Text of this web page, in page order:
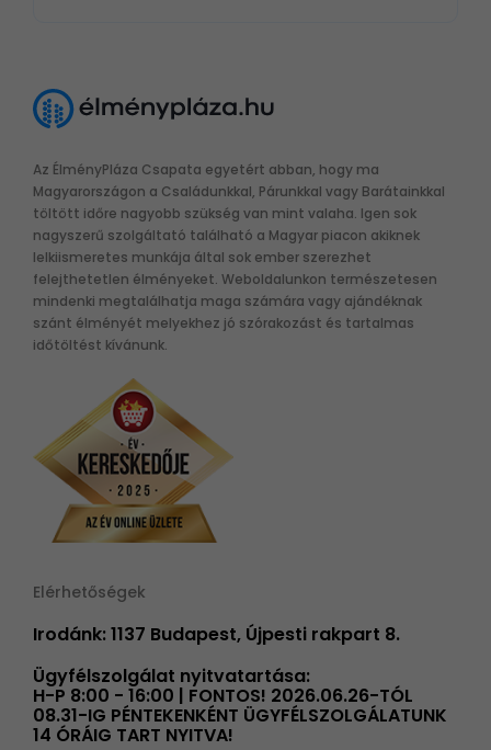
Az ÉlményPláza Csapata egyetért abban, hogy ma
Magyarországon a Családunkkal, Párunkkal vagy Barátainkkal
töltött időre nagyobb szükség van mint valaha. Igen sok
nagyszerű szolgáltató található a Magyar piacon akiknek
lelkiismeretes munkája által sok ember szerezhet
felejthetetlen élményeket. Weboldalunkon természetesen
mindenki megtalálhatja maga számára vagy ajándéknak
szánt élményét melyekhez jó szórakozást és tartalmas
időtöltést kívánunk.
Elérhetőségek
Irodánk: 1137 Budapest, Újpesti rakpart 8.
Ügyfélszolgálat nyitvatartása:
H-P 8:00 - 16:00 | FONTOS! 2026.06.26-TÓL
08.31-IG PÉNTEKENKÉNT ÜGYFÉLSZOLGÁLATUNK
14 ÓRÁIG TART NYITVA!